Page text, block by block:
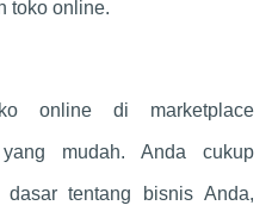
toko online.
online di marketplace
mudah. Anda cukup
dasar tentang bisnis Anda,